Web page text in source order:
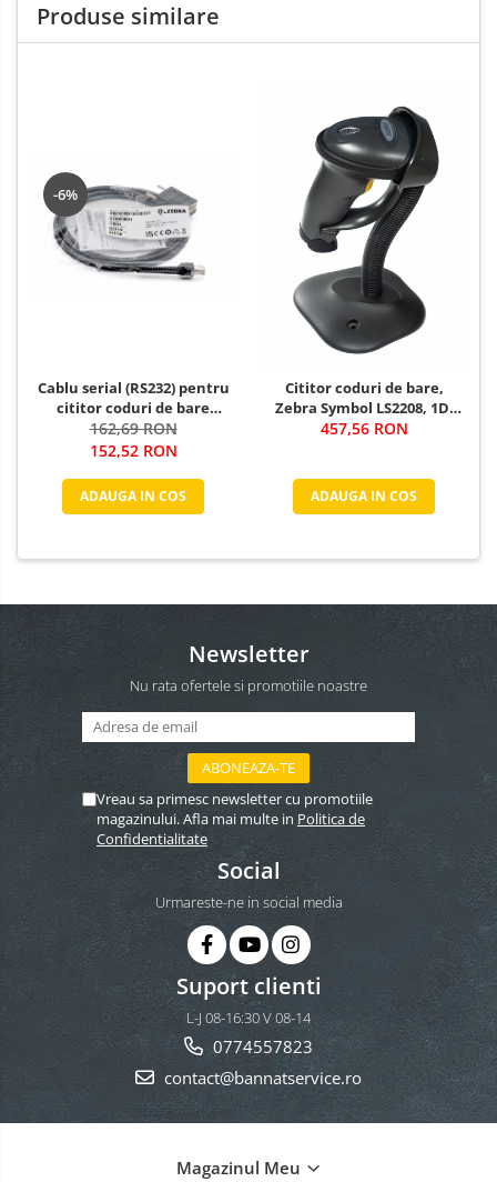
Produse similare
-6%
Cablu serial (RS232) pentru
cititor coduri de bare
Zebra LS2208 / DS2208
162,69 RON
152,52 RON
ADAUGA IN COS
Cititor coduri de bare,
Zebra Symbol LS2208, 1D,
cu stand, USB, negru
457,56 RON
ADAUGA IN COS
Newsletter
Nu rata ofertele si promotiile noastre
Vreau sa primesc newsletter cu promotiile
magazinului. Afla mai multe in Politica de
Confidentialitate
Social
Urmareste-ne in social media
Suport clienti
L-J 08-16:30 V 08-14
0774557823
contact@bannatservice.ro
Magazinul Meu